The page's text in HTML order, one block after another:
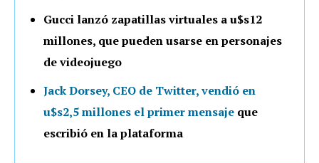
Gucci lanzó zapatillas virtuales a u$s12
millones, que pueden usarse en personajes
de videojuego
Jack Dorsey, CEO de Twitter, vendió en
u$s2,5 millones el primer mensaje que
escribió en la plataforma